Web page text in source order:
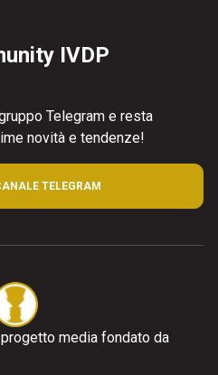
IVDP
Telegram e resta
novità e tendenze!
TELEGRAM
progetto media fondato da